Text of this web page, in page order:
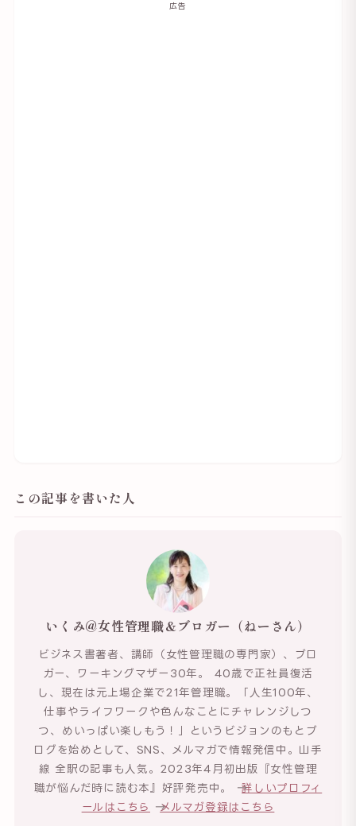
広告
この記事を書いた人
いくみ@女性管理職＆ブロガー（ねーさん）
ビジネス書著者、講師（女性管理職の専門家）、ブロ
ガー、ワーキングマザー30年。 40歳で正社員復活
し、現在は元上場企業で21年管理職。「人生100年、
仕事やライフワークや色んなことにチャレンジしつ
つ、めいっぱい楽しもう！」というビジョンのもとブ
ログを始めとして、SNS、メルマガで情報発信中。山手
線 全駅の記事も人気。2023年4月初出版『女性管理
職が悩んだ時に読む本』好評発売中。 →詳しいプロフィ
ールはこちら
→メルマガ登録はこちら